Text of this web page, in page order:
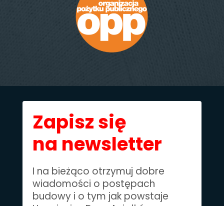
Zapisz się
na newsletter
I na bieżąco otrzymuj dobre
wiadomości o postępach
budowy i o tym jak powstaje